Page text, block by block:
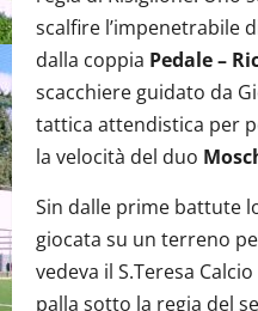
scalfire l’impenetrabile
dalla coppia Pedale –
scacchiere guidato da
tattica attendistica per
la velocità del duo
Sin dalle prime battute
giocata su un terreno
vedeva il S.Teresa
palla sotto la regia del